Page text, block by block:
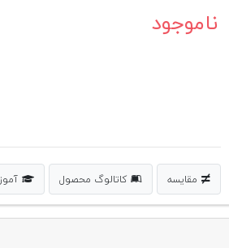
ناموجود
مقایسه کاتالوگ محصول